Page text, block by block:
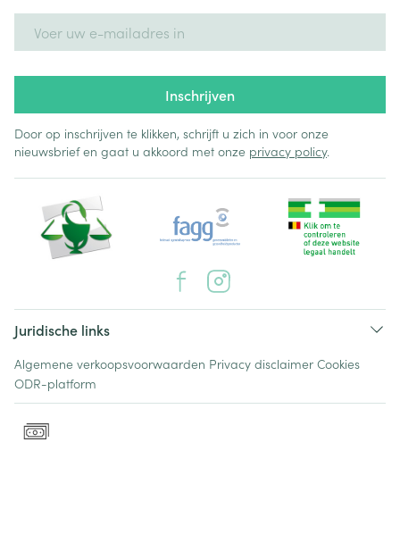
Inschrijven
Door op inschrijven te klikken, schrijft u zich in voor onze
nieuwsbrief en gaat u akkoord met onze privacy policy.
Juridische links
Algemene verkoopsvoorwaarden Privacy disclaimer Cookies
ODR-platform